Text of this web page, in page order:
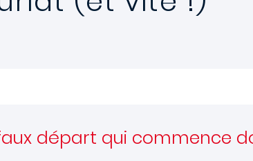
départ qui commence